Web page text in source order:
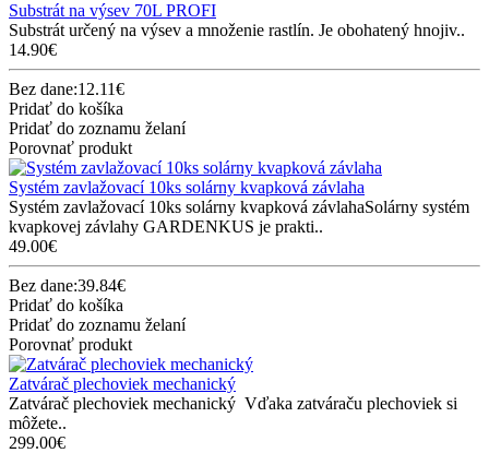
Substrát na výsev 70L PROFI
Substrát určený na výsev a množenie rastlín. Je obohatený hnojiv..
14.90€
Bez dane:12.11€
Pridať do košíka
Pridať do zoznamu želaní
Porovnať produkt
Systém zavlažovací 10ks solárny kvapková závlaha
Systém zavlažovací 10ks solárny kvapková závlahaSolárny systém
kvapkovej závlahy GARDENKUS je prakti..
49.00€
Bez dane:39.84€
Pridať do košíka
Pridať do zoznamu želaní
Porovnať produkt
Zatvárač plechoviek mechanický
Zatvárač plechoviek mechanický Vďaka zatváraču plechoviek si
môžete..
299.00€